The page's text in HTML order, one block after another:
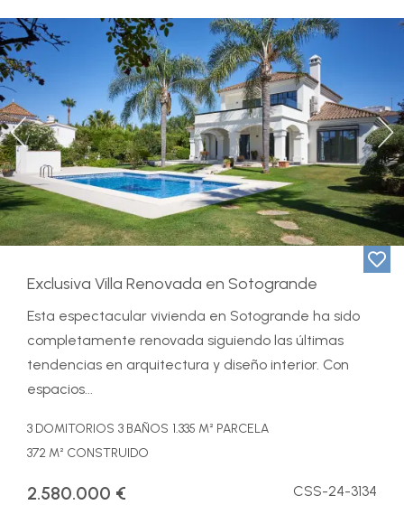
Previous
Exclusiva Villa Renovada en Sotogrande
Esta espectacular vivienda en Sotogrande ha sido
completamente renovada siguiendo las últimas
tendencias en arquitectura y diseño interior. Con
espacios...
3 DOMITORIOS 3 BAÑOS 1.335 M² PARCELA
372 M² CONSTRUIDO
2.580.000 € CSS-24-3134